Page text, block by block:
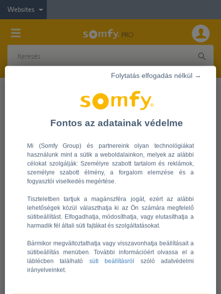
Websites
OKTATÁSOK
A Somfy oktatóközpont több mint 20 éve fejleszt olyan
programokat, amelyek szakembereknek szólnak az épületek
Fontos az adatainak védelme
Mi (Somfy Group) és partnereink olyan technológiákat
használunk mint a sütik a weboldalainkon, melyek az alábbi
célokat szolgálják: Személyre szabott tartalom és reklámok,
személyre szabott élmény, a forgalom elemzése és a
fogyasztói viselkedés megértése.
Tiszteletben tartjuk a magánszféra jogát, ezért az alábbi
lehetőségek közül választhatja ki az Ön számára megfelelő
sütibeállítást. Elfogadhatja, módosíthatja, vagy elutasíthatja a
harmadik fél általi süti fajtákat és szolgáltatásokat.
Bármikor megváltoztathatja vagy visszavonhatja beállításait a
sütibeállítás menüben. További információért olvassa el a
láblécben található süti beállításról szóló adatvédelmi
irányelveinket.
Folytatás elfogadás nélkül →